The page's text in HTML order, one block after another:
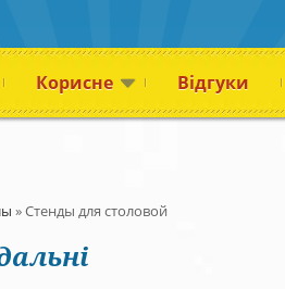
Корисне Відгуки
»Стенды для столовой